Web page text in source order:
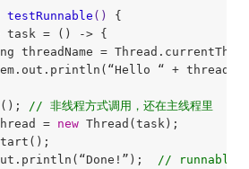
testRunnable ()
{
task = () -> {
threadName =
“ +
// 非线程方式调用，还在主线程里
=
new Thread(task);
// runnable是在